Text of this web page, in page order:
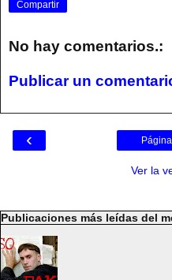
Compartir
No hay comentarios.:
Publicar un
‹
Ver la
Publicaciones más leídas del